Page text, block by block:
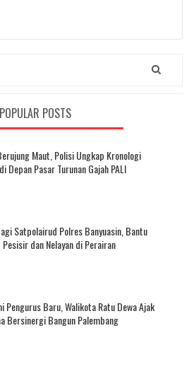
POPULAR POSTS
Maut, Polisi Ungkap Kronologi
Depan Pasar Turunan Gajah PALI
Satpolairud Polres Banyuasin, Bantu
dan Nelayan di Perairan
Pengurus Baru, Walikota Ratu Dewa Ajak
Bersinergi Bangun Palembang